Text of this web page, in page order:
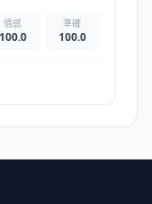
情感
100.0
準確
100.0